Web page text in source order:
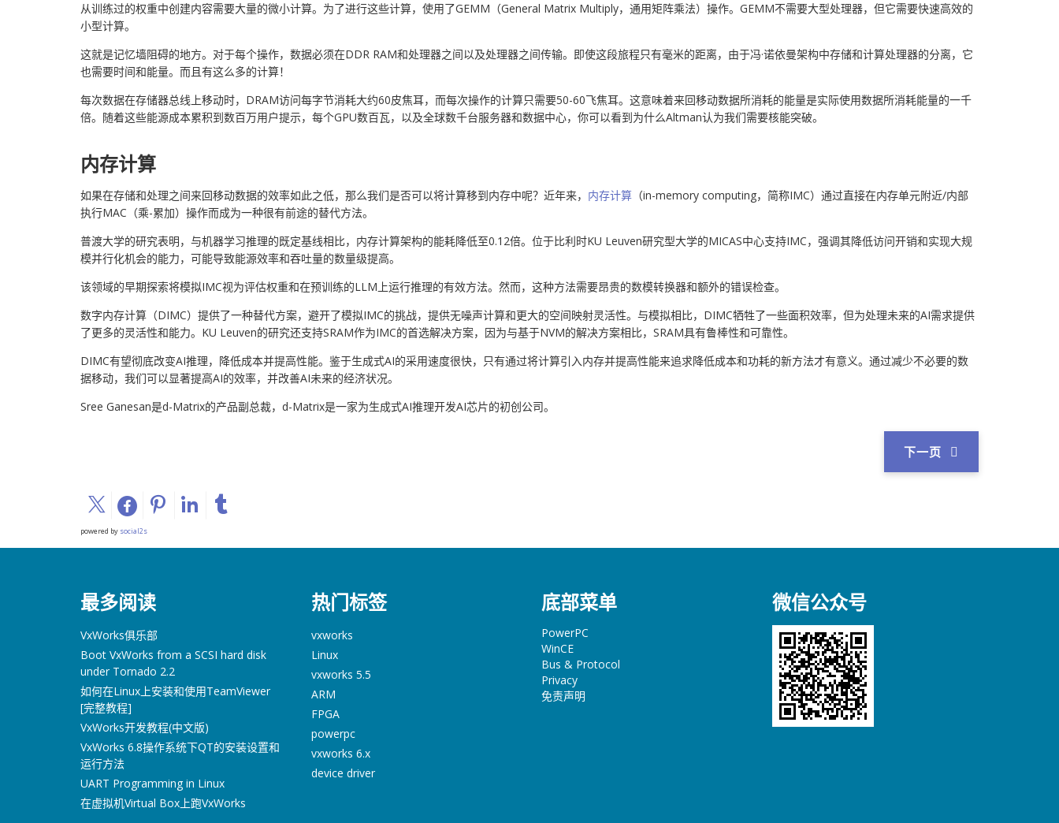
从训练过的权重中创建内容需要大量的微小计算。为了进行这些计算，使用了GEMM（General Matrix Multiply，通用矩阵乘法）操作。GEMM不需要大型处理器，但它需要快速高效的
小型计算。
这就是记忆墙阻碍的地方。对于每个操作，数据必须在DDR RAM和处理器之间以及处理器之间传输。即使这段旅程只有毫米的距离，由于冯·诺依曼架构中存储和计算处理器的分离，它
也需要时间和能量。而且有这么多的计算！
每次数据在存储器总线上移动时，DRAM访问每字节消耗大约60皮焦耳，而每次操作的计算只需要50-60飞焦耳。这意味着来回移动数据所消耗的能量是实际使用数据所消耗能量的一千
倍。随着这些能源成本累积到数百万用户提示，每个GPU数百瓦，以及全球数千台服务器和数据中心，你可以看到为什么Altman认为我们需要核能突破。
内存计算
如果在存储和处理之间来回移动数据的效率如此之低，那么我们是否可以将计算移到内存中呢？近年来， 内存计算 （in-memory computing，简称IMC）通过直接在内存单元附近/内部
执行MAC（乘-累加）操作而成为一种很有前途的替代方法。
普渡大学的研究表明，与机器学习推理的既定基线相比，内存计算架构的能耗降低至0.12倍。位于比利时KU Leuven研究型大学的MICAS中心支持IMC，强调其降低访问开销和实现大规
模并行化机会的能力，可能导致能源效率和吞吐量的数量级提高。
该领域的早期探索将模拟IMC视为评估权重和在预训练的LLM上运行推理的有效方法。然而，这种方法需要昂贵的数模转换器和额外的错误检查。
数字内存计算（DIMC）提供了一种替代方案，避开了模拟IMC的挑战，提供无噪声计算和更大的空间映射灵活性。与模拟相比，DIMC牺牲了一些面积效率，但为处理未来的AI需求提供
了更多的灵活性和能力。KU Leuven的研究还支持SRAM作为IMC的首选解决方案，因为与基于NVM的解决方案相比，SRAM具有鲁棒性和可靠性。
DIMC有望彻底改变AI推理，降低成本并提高性能。鉴于生成式AI的采用速度很快，只有通过将计算引入内存并提高性能来追求降低成本和功耗的新方法才有意义。通过减少不必要的数
据移动，我们可以显著提高AI的效率，并改善AI未来的经济状况。
Sree Ganesan是d-Matrix的产品副总裁，d-Matrix是一家为生成式AI推理开发AI芯片的初创公司。
下一页
powered by social2s
最多阅读
VxWorks俱乐部
Boot VxWorks from a SCSI hard disk
under Tornado 2.2
如何在Linux上安装和使用TeamViewer
[完整教程]
VxWorks开发教程(中文版)
VxWorks 6.8操作系统下QT的安装设置和
运行方法
UART Programming in Linux
在虚拟机Virtual Box上跑VxWorks
热门标签
vxworks
Linux
vxworks 5.5
ARM
FPGA
powerpc
vxworks 6.x
device driver
底部菜单
PowerPC
WinCE
Bus & Protocol
Privacy
免责声明
微信公众号